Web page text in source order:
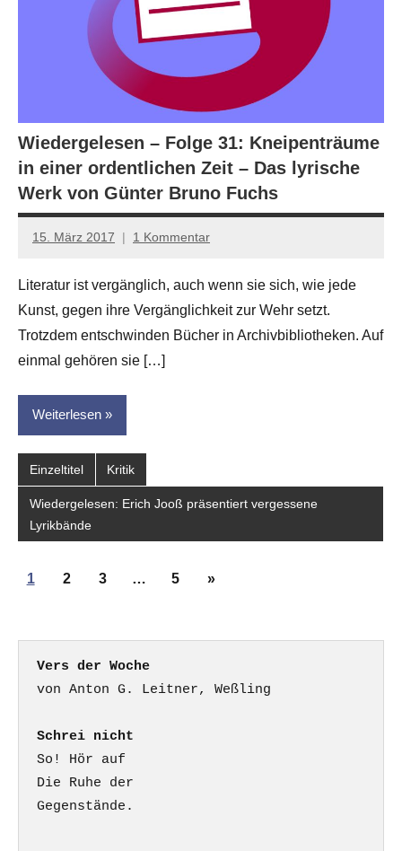
Wiedergelesen – Folge 31: Kneipenträume
in einer ordentlichen Zeit – Das lyrische
Werk von Günter Bruno Fuchs
15. März 2017
Anton
Leitner
1 Kommentar
Literatur ist vergänglich, auch wenn sie sich, wie jede
Kunst, gegen ihre Vergänglichkeit zur Wehr setzt.
Trotzdem entschwinden Bücher in Archivbibliotheken. Auf
einmal gehören sie […]
Weiterlesen
Einzeltitel Kritik
Wiedergelesen: Erich Jooß präsentiert vergessene
Lyrikbände
Seitennummerierung
1 2 3 … 5
Nächste
»
Vers der Woche
Schrei nicht
So! Hör auf
Die Ruhe der
Gegenstände.